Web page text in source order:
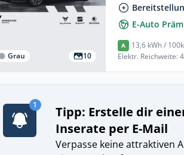
Grau 10
E-Auto
A 13,6 kWh /
Elektr. Reichweite:
1
Tipp: Erstelle dir
Inserate per E-Mail
Verpasse keine attraktiven